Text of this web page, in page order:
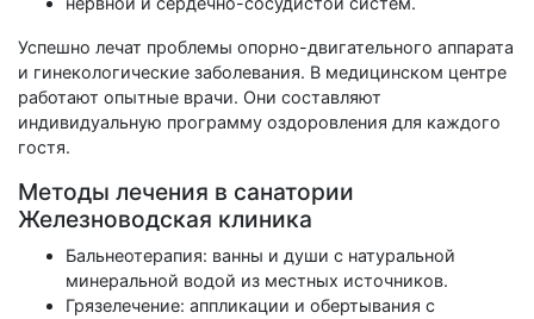
Успешно лечат проблемы опорно-двигательного аппарата
и гинекологические заболевания. В медицинском центре
работают опытные врачи. Они составляют
индивидуальную программу оздоровления для каждого
гостя.
Методы лечения в санатории
Железноводская клиника
Бальнеотерапия: ванны и души с натуральной
минеральной водой из местных источников.
Грязелечение: аппликации и обертывания с